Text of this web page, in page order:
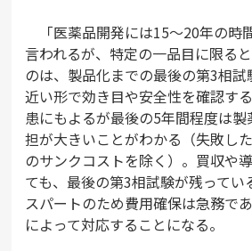
「医薬品開発には15～20年の時
言われるが、特定の一品目に限る
のは、製品化までの最後の第3相
近い形で効き目や安全性を確認す
患にもよるが最後の5年間程度は製
担が大きいことがわかる（失敗し
のサンクコストを除く）。買収や
ても、最後の第3相試験が残ってい
スパートのため費用確保は急務で
によって対応することになる。